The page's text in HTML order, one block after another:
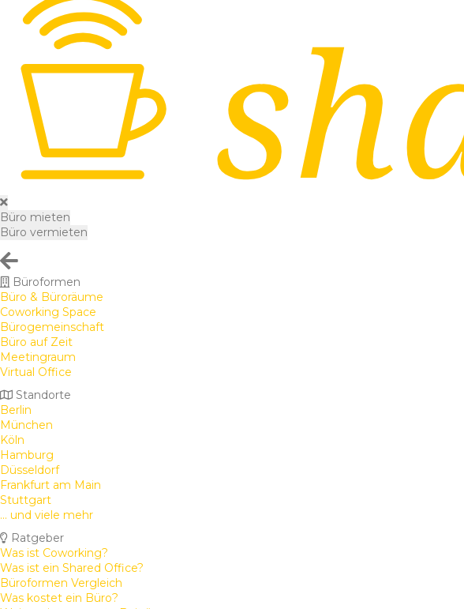
Büro mieten
Büro vermieten
Büroformen
Büro & Büroräume
Coworking Space
Bürogemeinschaft
Büro auf Zeit
Meetingraum
Virtual Office
Standorte
Berlin
München
Köln
Hamburg
Düsseldorf
Frankfurt am Main
Stuttgart
... und viele mehr
Ratgeber
Was ist Coworking?
Was ist ein Shared Office?
Büroformen Vergleich
Was kostet ein Büro?